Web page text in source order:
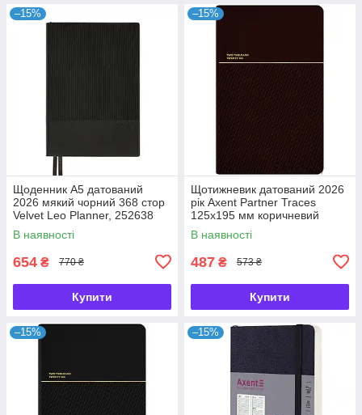
–15%
Щоденник А5 датований
2026 мякий чорний 368 стор
Velvet Leo Planner, 252638
В наявності
654 ₴ 770 ₴
Купити
–15%
Щотижневик датований 2026
рік Axent Partner Traces
125х195 мм коричневий
8526-26-3-A, 72760
В наявності
487 ₴ 573 ₴
Купити
–15% –15%